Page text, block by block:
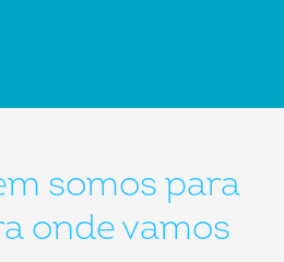
somos para
onde vamos